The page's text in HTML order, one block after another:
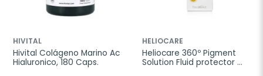
HIVITAL
Hivital Colágeno Marino Ac
Hialuronico, 180 Caps.
HELIOCARE
Heliocare 360º Pigment
Solution Fluid protector